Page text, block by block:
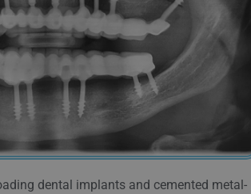
dental implants and cemented metal-